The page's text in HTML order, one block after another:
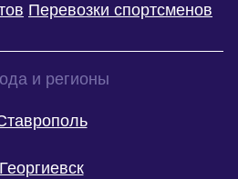
Перевозки спортсменов
и регионы
Георгиевск